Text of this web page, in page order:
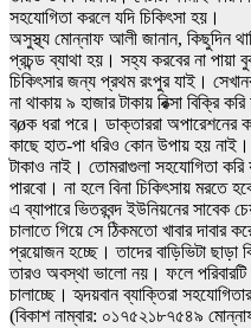
সহযোগিতা করলে যদি চিকিৎসা হয়।
অসুস্থ্য মোন্নাফ আলী জানান, কিছুদিন
প্রচন্ড ব্যাথা হয়। সহ্য করবের না পায়া
চিকিৎসার জন্য প্রথম রংপুর যাই।
না থাকায় ৯ হাজার টাকায় রিক্সা বিক্রি
বøক ধরা পরে। ডাক্তাররা অপারেশনের
কাছে হাত-পা ধরিও কোন উপায় হয় নাই।
টাকাও নাই। তোমরাগুলা সহযোগিতা করি
পারবো। না হলে বিনা চিকিৎসায় মরতে
এ ব্যাপারে ভিতরবন্দ ইউনিয়নের সাবেক
চালাতে গিয়ে সে ঠিকমতো খাবার দাবার
প্রয়োজন হচ্ছে। তাদের বাড়িভিটা
তারও অবস্থা ভালো নয়। ফলে পরিবারটি
চালাচ্ছে। হৃদয়বান ব্যাক্তিরা
(বিকাশ নাম্বার: ০১৭৫২১৮৭৫৪৯